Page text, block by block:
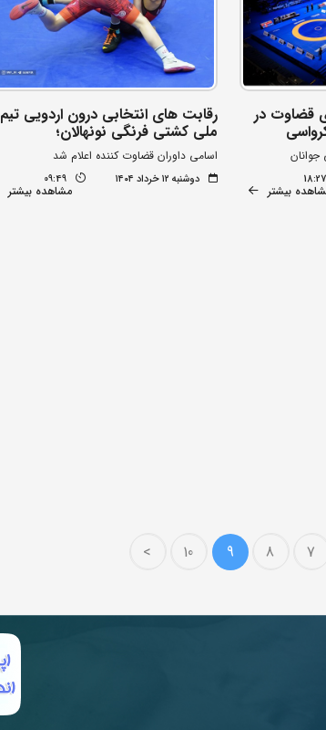
قضاوت در
18:27
بیشتر
رقابت های انتخابی درون اردویی تیم
ملی کشتی فرنگی نونهالان؛
اسامی داوران قضاوت کننده اعلام شد
دوشنبه ۱۲ خرداد ۱۴۰۴ 09:49
مشاهده بیشتر
7
8
9
10
>